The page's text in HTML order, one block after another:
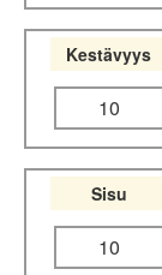
Kestävyys
10
Sisu
10